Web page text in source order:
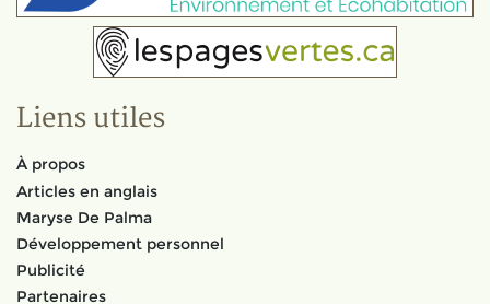
Liens utiles
À propos
Articles en anglais
Maryse De Palma
Développement personnel
Publicité
Partenaires